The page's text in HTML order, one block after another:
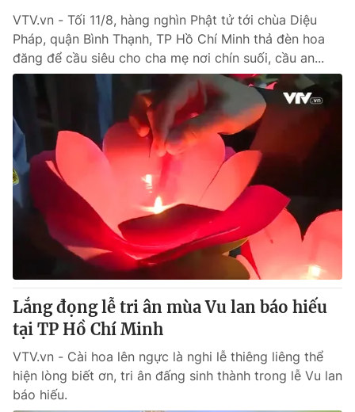
VTV.vn - Tối 11/8, hàng nghìn Phật tử tới chùa Diệu
Pháp, quận Bình Thạnh, TP Hồ Chí Minh thả đèn hoa
đăng để cầu siêu cho cha mẹ nơi chín suối, cầu an...
Lắng đọng lễ tri ân mùa Vu lan báo hiếu
tại TP Hồ Chí Minh
VTV.vn - Cài hoa lên ngực là nghi lễ thiêng liêng thể
hiện lòng biết ơn, tri ân đấng sinh thành trong lễ Vu lan
báo hiếu.